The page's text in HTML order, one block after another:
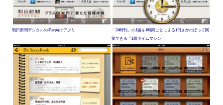
朝日新聞デジタルのiPad向けアプリ
「24時刊」の1面を1時間ごとにまる1日さかのぼって閲
覧できる「1面タイムマシン」